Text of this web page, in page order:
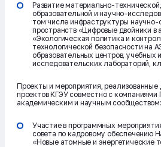
Развитие материально-
образовательной и научно-
том числе инфраструктуры научно-
пространств «Цифровые двойники в
«Экологическая политика и
технологической безопасности на
образовательных центров, учебных
исследовательских лабораторий,
Проекты и мероприятия,
проектов КГЭУ совместно с компаниями
академическим и научным сообществом:
Участие в программных
совета по кадровому обеспечению
«Новые атомные и энергетические